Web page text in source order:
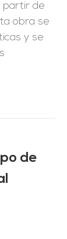
partir de
obra se
y se
de